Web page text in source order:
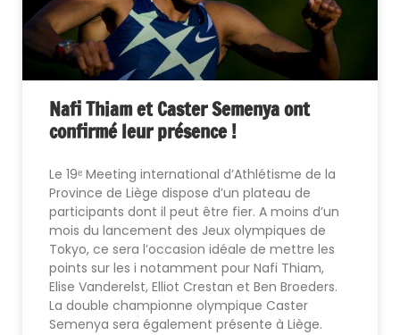
Nafi Thiam et Caster Semenya ont
confirmé leur présence !
Le 19ᵉ Meeting international d’Athlétisme de la
Province de Liège dispose d’un plateau de
participants dont il peut être fier. A moins d’un
mois du lancement des Jeux olympiques de
Tokyo, ce sera l’occasion idéale de mettre les
points sur les i notamment pour Nafi Thiam,
Elise Vanderelst, Elliot Crestan et Ben Broeders.
La double championne olympique Caster
Semenya sera également présente à Liège.